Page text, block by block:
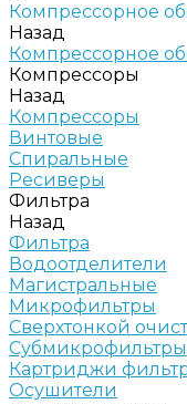
Компрессорное
Назад
Компрессорное
Компрессоры
Назад
Компрессоры
Винтовые
Спиральные
Ресиверы
Фильтра
Назад
Фильтра
Водоотделители
Магистральные
Микрофильтры
Сверхтонкой
Субмикрофильтры
Картриджи
Осушители